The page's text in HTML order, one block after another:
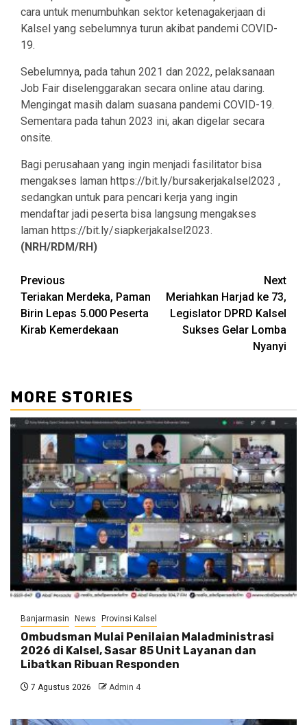
cara untuk menumbuhkan sektor ketenagakerjaan di
Kalsel yang sebelumnya turun akibat pandemi COVID-
19.
Sebelumnya, pada tahun 2021 dan 2022, pelaksanaan
Job Fair diselenggarakan secara online atau daring.
Mengingat masih dalam suasana pandemi COVID-19.
Sementara pada tahun 2023 ini, akan digelar secara
onsite.
Bagi perusahaan yang ingin menjadi fasilitator bisa
mengakses laman https://bit.ly/bursakerjakalsel2023 ,
sedangkan untuk para pencari kerja yang ingin
mendaftar jadi peserta bisa langsung mengakses
laman https://bit.ly/siapkerjakalsel2023.
(NRH/RDM/RH)
Continue
Reading
Previous
Teriakan Merdeka, Paman
Birin Lepas 5.000 Peserta
Kirab Kemerdekaan
Next
Meriahkan Harjad ke 73,
Legislator DPRD Kalsel
Sukses Gelar Lomba
Nyanyi
MORE STORIES
Banjarmasin News Provinsi Kalsel
Ombudsman Mulai Penilaian Maladministrasi
2026 di Kalsel, Sasar 85 Unit Layanan dan
Libatkan Ribuan Responden
7 Agustus 2026 Admin 4